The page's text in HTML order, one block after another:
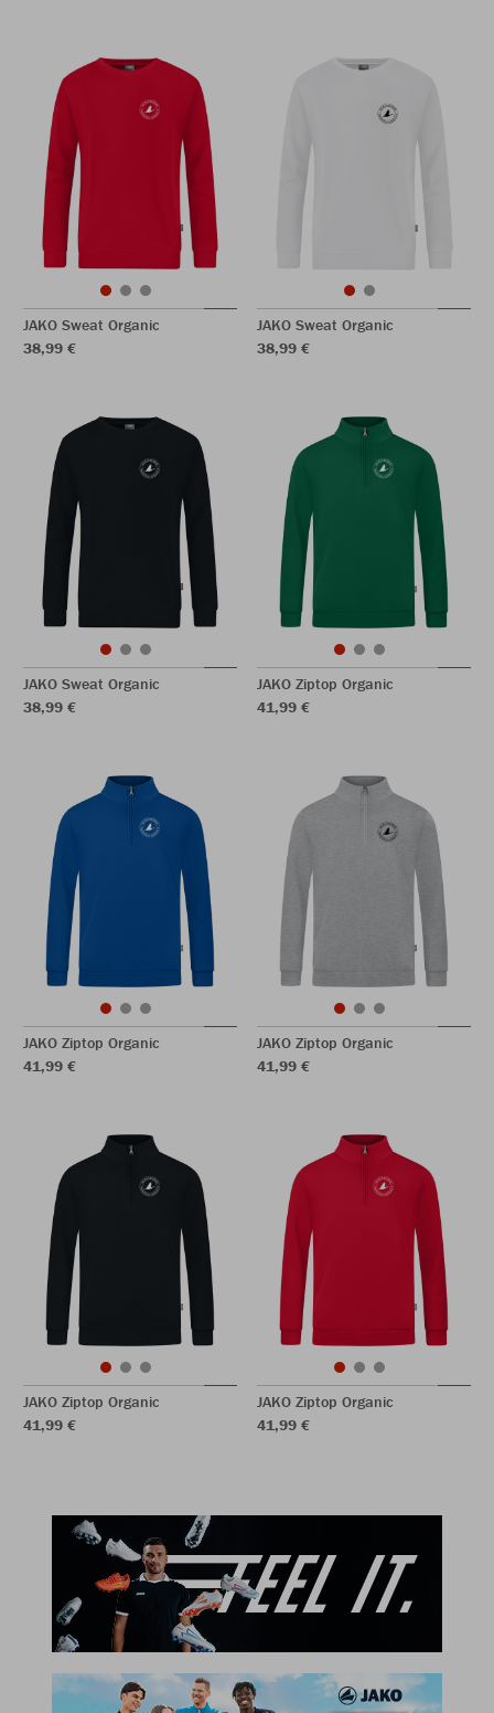
JAKO Sweat Organic
38,99 €
JAKO Sweat Organic
38,99 €
JAKO Sweat Organic
38,99 €
JAKO Ziptop Organic
41,99 €
JAKO Ziptop Organic
41,99 €
JAKO Ziptop Organic
41,99 €
JAKO Ziptop Organic
41,99 €
JAKO Ziptop Organic
41,99 €